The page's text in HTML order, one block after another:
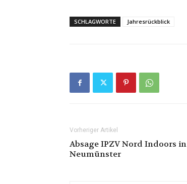
SCHLAGWORTE Jahresrückblick
Vorheriger Artikel
Absage IPZV Nord Indoors in
Neumünster